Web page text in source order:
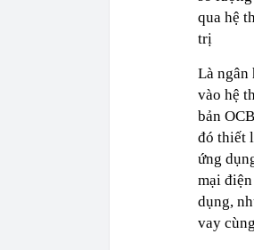
qua hệ
trị
Là ngân
vào hệ
bản
đó thiết
ứng
mại
dụng,
vay